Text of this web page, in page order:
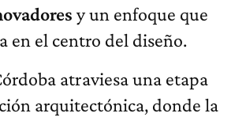
y un enfoque que
en el centro del diseño.
atraviesa una etapa
arquitectónica, donde la